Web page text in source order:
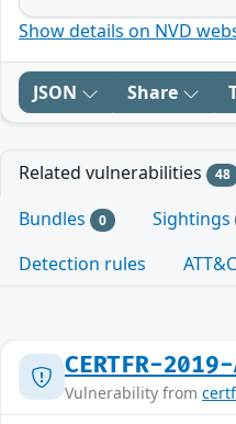
Show details on NVD
JSON Share
Related vulnerabilities 48
Bundles 0 Sightings
Detection rules
CERTFR-
Vulnerability from